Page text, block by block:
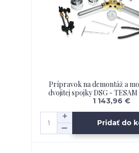
Prípravok na demontáž a
dvojitej spojky DSG -
1 143,96 €
Pridať do